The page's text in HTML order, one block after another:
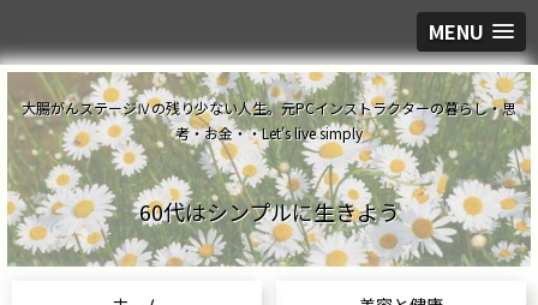
MENU
大腸がんステージⅣの残り少ない人生。元PCインストラクターの暮らし・思
考・お金・・Let's live simply
60代はシンプルに生きよう